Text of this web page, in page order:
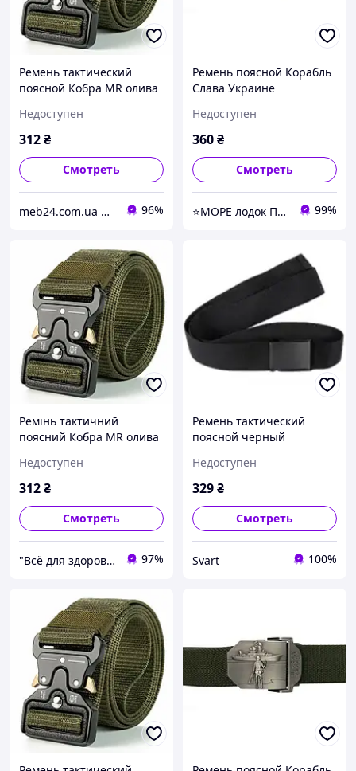
Ремень тактический
поясной Кобра MR олива
см, с металлической
пряжкой
Недоступен
312₴
Смотреть
meb24.com.ua Компания "Меб24". Продажа мебели для дома и офиса. Матрасы, кровати. 96%
Ремень поясной Корабль
Слава Украине
Недоступен
360₴
Смотреть
⭐️МОРЕ лодок ПВХ ▶️more-lodok.com.ua ⚡ 99%
Ремінь тактичний
поясний Кобра MR олива
Недоступен
312₴
Смотреть
"Всё для здоровья" Интернет-магазин 97%
Ремень тактический
поясной черный
stunning-products-for-life-
Недоступен
329₴
Смотреть
Svart 100%